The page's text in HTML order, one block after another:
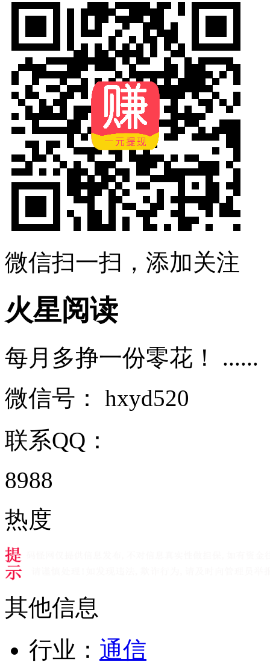
微信扫一扫，添加关注
火星阅读
每月多挣一份零花！ ......
微信号： hxyd520
联系QQ：
8988
热度
其他信息
行业： 通信